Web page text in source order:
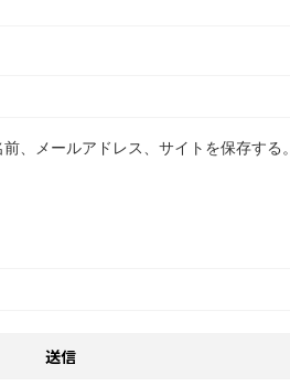
、メールアドレス、サイトを保存する。